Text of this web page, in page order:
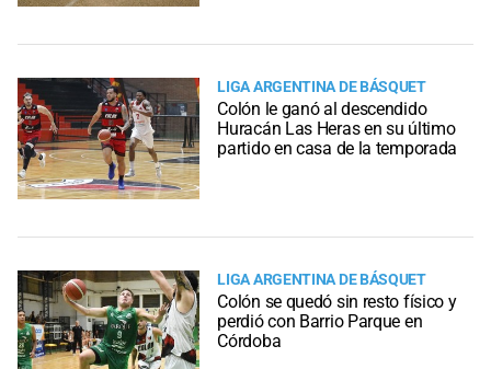
LIGA ARGENTINA DE BÁSQUET
Colón le ganó al descendido
Huracán Las Heras en su último
partido en casa de la temporada
LIGA ARGENTINA DE BÁSQUET
Colón se quedó sin resto físico y
perdió con Barrio Parque en
Córdoba